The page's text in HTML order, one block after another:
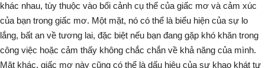
khác nhau, tùy thuộc vào bối cảnh cụ thể của giấc mơ và cảm xúc
của bạn trong giấc mơ. Một mặt, nó có thể là biểu hiện của sự lo
lắng, bất an về tương lai, đặc biệt nếu bạn đang gặp khó khăn trong
công việc hoặc cảm thấy không chắc chắn về khả năng của mình.
Mặt khác, giấc mơ này cũng có thể là dấu hiệu của sự khao khát tự